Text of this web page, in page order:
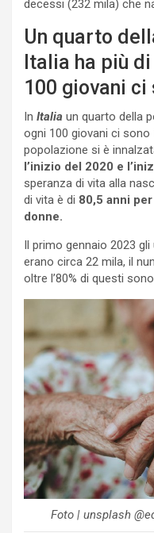
decessi (232 mila) che
Un quarto
Italia ha più
100 giovani ci
In Italia un quarto della
ogni 100 giovani ci sono
popolazione si è
l’inizio del 2020 e
speranza di vita alla
di vita è di 80,5 anni
donne.
Il primo gennaio 2023
erano circa 22 mila, il
oltre l’80% di questi
Foto | unsplash